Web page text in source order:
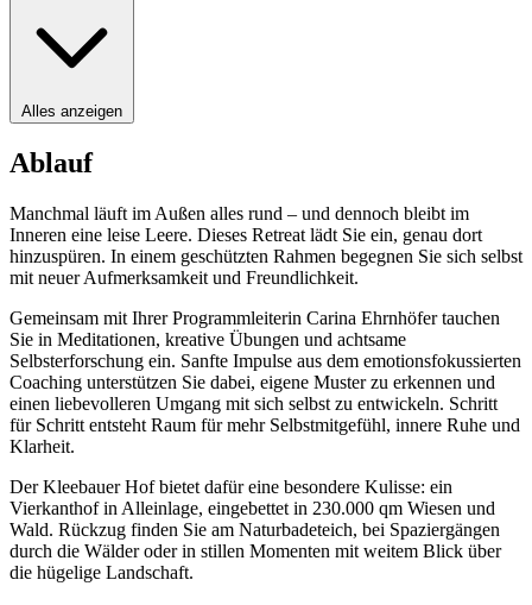
Alles anzeigen
Ablauf
Manchmal läuft im Außen alles rund – und dennoch bleibt im
Inneren eine leise Leere. Dieses Retreat lädt Sie ein, genau dort
hinzuspüren. In einem geschützten Rahmen begegnen Sie sich selbst
mit neuer Aufmerksamkeit und Freundlichkeit.
Gemeinsam mit Ihrer Programmleiterin Carina Ehrnhöfer tauchen
Sie in Meditationen, kreative Übungen und achtsame
Selbsterforschung ein. Sanfte Impulse aus dem emotionsfokussierten
Coaching unterstützen Sie dabei, eigene Muster zu erkennen und
einen liebevolleren Umgang mit sich selbst zu entwickeln. Schritt
für Schritt entsteht Raum für mehr Selbstmitgefühl, innere Ruhe und
Klarheit.
Der Kleebauer Hof bietet dafür eine besondere Kulisse: ein
Vierkanthof in Alleinlage, eingebettet in 230.000 qm Wiesen und
Wald. Rückzug finden Sie am Naturbadeteich, bei Spaziergängen
durch die Wälder oder in stillen Momenten mit weitem Blick über
die hügelige Landschaft.